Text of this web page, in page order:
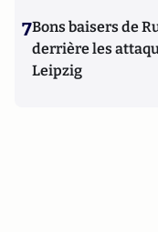
7Bons baisers de
derrière les
Leipzig